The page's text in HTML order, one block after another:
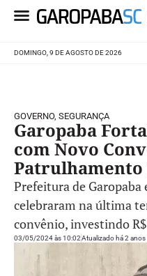
DOMINGO, 9 DE AGOSTO DE 2026
GOVERNO, SEGURANÇA
Garopaba
com Novo
Patrulhamento
Prefeitura de
celebraram na última
convênio, investindo
03/05/2024 às 10:02Atualizado há 2 anos